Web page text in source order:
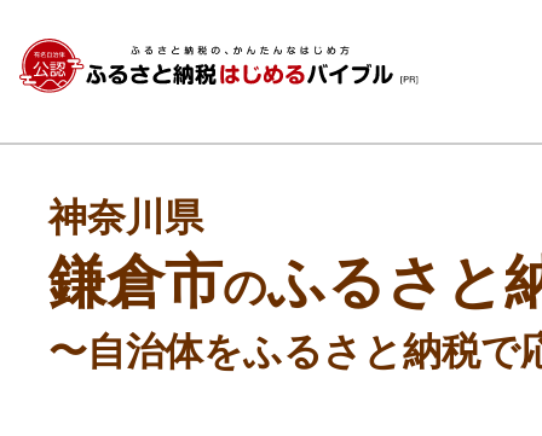
神奈川県
鎌倉市のふるさと
〜自治体をふるさと納税で